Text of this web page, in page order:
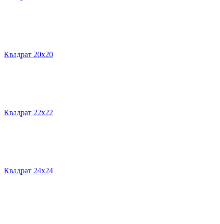
Квадрат 20х20
Квадрат 22х22
Квадрат 24х24